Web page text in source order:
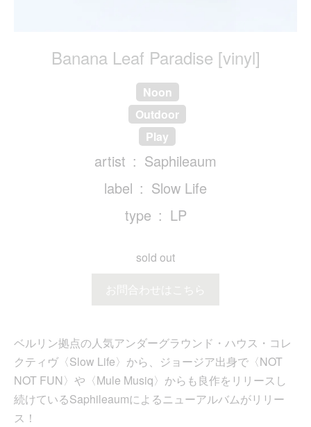
Banana Leaf Paradise [vinyl]
Noon
Outdoor
Play
artist
Saphileaum
label
Slow Life
type
LP
sold out
お問合わせはこちら
ベルリン拠点の人気アンダーグラウンド・ハウス・コレ
クティヴ〈Slow Life〉から、ジョージア出身で〈NOT
NOT FUN〉や〈Mule Musiq〉からも良作をリリースし
続けているSaphileaumによるニューアルバムがリリー
ス！